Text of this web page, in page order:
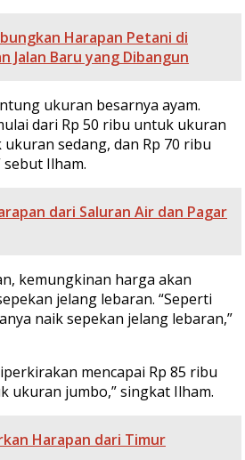
Harapan Petani di
Jalan Baru yang Dibangun
ukuran besarnya ayam.
dari Rp 50 ribu untuk ukuran
sedang, dan Rp 70 ribu
Ilham.
dari Saluran Air dan Pagar
kemungkinan harga akan
jelang lebaran. “Seperti
naik sepekan jelang lebaran,”
mencapai Rp 85 ribu
ukuran jumbo,” singkat Ilham.
Harapan dari Timur